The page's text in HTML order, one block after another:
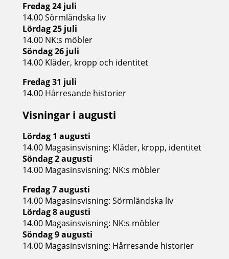
Fredag 24 juli
14.00 Sörmländska liv
Lördag 25 juli
14.00 NK:s möbler
Söndag 26 juli
14.00 Kläder, kropp och identitet
Fredag 31 juli
14.00 Hårresande historier
Visningar i augusti
Lördag 1 augusti
14.00 Magasinsvisning: Kläder, kropp, identitet
Söndag 2 augusti
14.00 Magasinsvisning: NK:s möbler
Fredag 7 augusti
14.00 Magasinsvisning: Sörmländska liv
Lördag 8 augusti
14.00 Magasinsvisning: NK:s möbler
Söndag 9 augusti
14.00 Magasinsvisning: Hårresande historier